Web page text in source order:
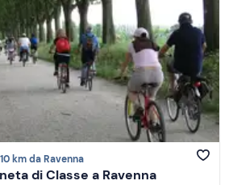
10 km da Ravenna
di Classe a Ravenna